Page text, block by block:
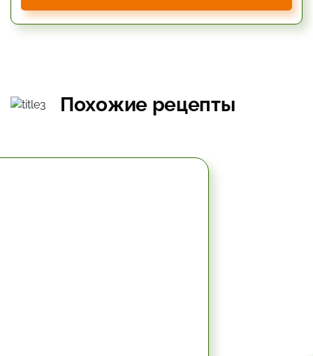
Похожие рецепты